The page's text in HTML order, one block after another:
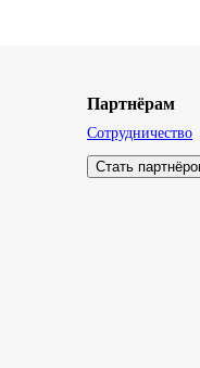
Партнёрам
Сотрудничество
Стать